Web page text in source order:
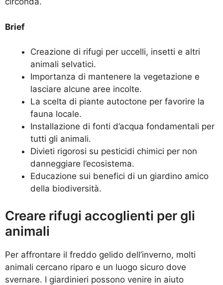
Brief
Creazione di rifugi per uccelli, insetti e altri
animali selvatici.
Importanza di mantenere la vegetazione e
lasciare alcune aree incolte.
La scelta di piante autoctone per favorire la
fauna locale.
Installazione di fonti d’acqua fondamentali per
tutti gli animali.
Divieti rigorosi su pesticidi chimici per non
danneggiare l’ecosistema.
Educazione sui benefici di un giardino amico
della biodiversità.
Creare rifugi accoglienti per gli
animali
Per affrontare il freddo gelido dell’inverno, molti
animali cercano riparo e un luogo sicuro dove
svernare. I giardinieri possono venire in aiuto